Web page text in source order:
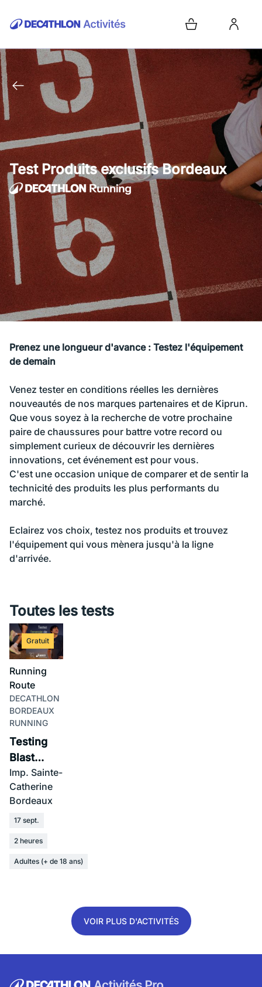
Test Produits exclusifs Bordeaux
Prenez une longueur d'avance : Testez l'équipement
de demain
Venez tester en conditions réelles les dernières
nouveautés de nos marques partenaires et de Kiprun.
Que vous soyez à la recherche de votre prochaine
paire de chaussures pour battre votre record ou
simplement curieux de découvrir les dernières
innovations, cet événement est pour vous.
C'est une occasion unique de comparer et de sentir la
technicité des produits les plus performants du
marché.
Eclairez vos choix, testez nos produits et trouvez
l'équipement qui vous mènera jusqu'à la ligne
d'arrivée.
Toutes les tests
Gratuit
Running
Route
DECATHLON
BORDEAUX
RUNNING
Testing
Blast
Champ : la
soirée
sportive
exclusive
Imp. Sainte-
Catherine
Bordeaux
17 sept.
2 heures
Adultes (+ de 18 ans)
VOIR PLUS D'ACTIVITÉS